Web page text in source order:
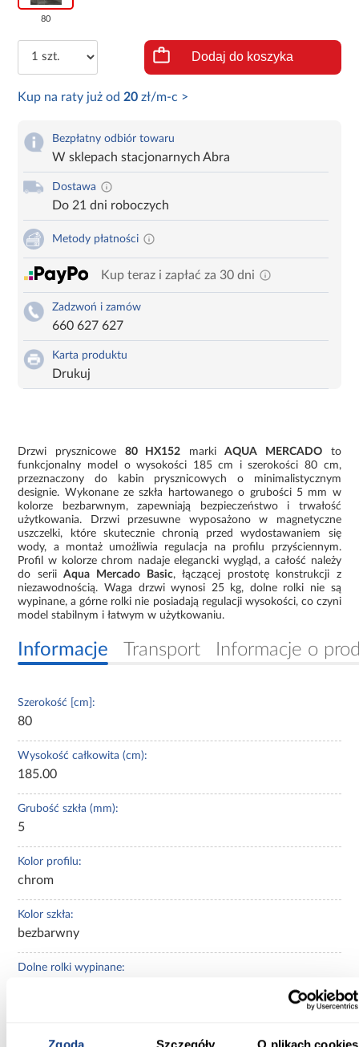
Zgoda Szczegóły O plikach cookies
80
Dodaj do koszyka
Kup na raty już od 20 zł/m-c >
Bezpłatny odbiór towaru
W sklepach stacjonarnych Abra
Dostawa
Do 21 dni roboczych
Metody płatności
Kup teraz i zapłać za 30 dni
Zadzwoń i zamów
660 627 627
Karta produktu
Drukuj
Drzwi prysznicowe 80 HX152 markiAQUA MERCADO to
funkcjonalny model o wysokości 185 cm i szerokości 80 cm,
przeznaczony do kabin prysznicowych o minimalistycznym
designie. Wykonane ze szkła hartowanego o grubości 5 mm w
kolorze bezbarwnym, zapewniają bezpieczeństwo i trwałość
użytkowania. Drzwi przesuwne wyposażono w magnetyczne
uszczelki, które skutecznie chronią przed wydostawaniem się
wody, a montaż umożliwia regulacja na profilu przyściennym.
Profil w kolorze chrom nadaje elegancki wygląd, a całość należy
do seriiAqua Mercado Basic, łączącej prostotę konstrukcji z
niezawodnością. Waga drzwi wynosi 25 kg, dolne rolki nie są
wypinane, a górne rolki nie posiadają regulacji wysokości, co czyni
model stabilnym i łatwym w użytkowaniu.
Informacje Transport Informacje o
Szerokość [cm]:
80
Wysokość całkowita (cm):
185.00
Grubość szkła (mm):
5
Kolor profilu:
chrom
Kolor szkła:
bezbarwny
Dolne rolki wypinane: